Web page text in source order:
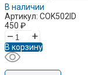
В наличии
Артикул: COK502ID
450 ₽
– +
В корзину